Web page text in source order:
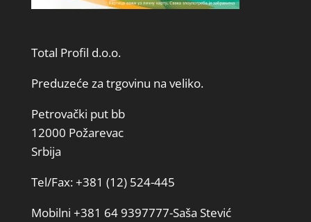
Total Profil d.o.o.
Preduzeće za trgovinu na veliko.
Petrovački put bb
12000 Požarevac
Srbija
Tel/Fax: +381 (12) 524-445
Mobilni +381 64 9397777-Saša Stević